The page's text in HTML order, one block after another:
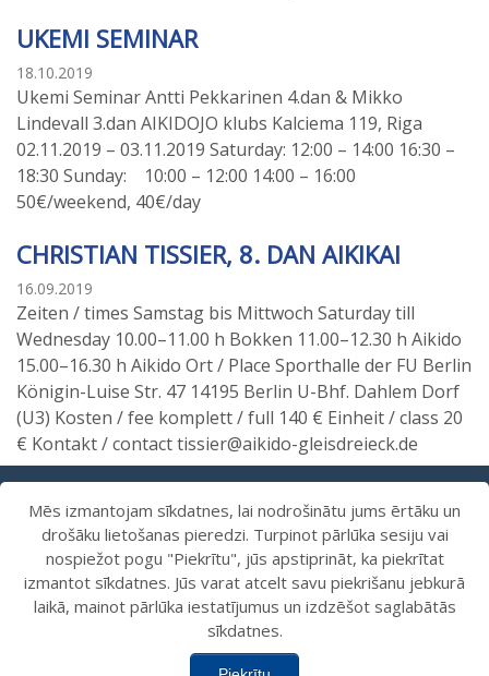
UKEMI SEMINAR
18.10.2019
Ukemi Seminar Antti Pekkarinen 4.dan & Mikko
Lindevall 3.dan AIKIDOJO klubs Kalciema 119, Riga
02.11.2019 – 03.11.2019 Saturday: 12:00 – 14:00 16:30 –
18:30 Sunday: 10:00 – 12:00 14:00 – 16:00
50€/weekend, 40€/day
CHRISTIAN TISSIER, 8. DAN AIKIKAI
16.09.2019
Zeiten / times Samstag bis Mittwoch Saturday till
Wednesday 10.00–11.00 h Bokken 11.00–12.30 h Aikido
15.00–16.30 h Aikido Ort / Place Sporthalle der FU Berlin
Königin-Luise Str. 47 14195 Berlin U-Bhf. Dahlem Dorf
(U3) Kosten / fee komplett / full 140 € Einheit / class 20
€ Kontakt / contact tissier@aikido-gleisdreieck.de
< 1 … 3 4 5 >
Mēs izmantojam sīkdatnes, lai nodrošinātu jums ērtāku un
drošāku lietošanas pieredzi. Turpinot pārlūka sesiju vai
nospiežot pogu "Piekrītu", jūs apstiprināt, ka piekrītat
izmantot sīkdatnes. Jūs varat atcelt savu piekrišanu jebkurā
laikā, mainot pārlūka iestatījumus un izdzēšot saglabātās
sīkdatnes.